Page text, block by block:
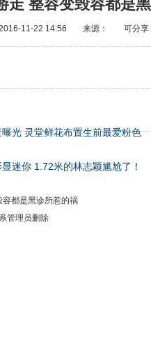
走 整容变毁容都是
11-22 14:56 来源： 可分享
光 灵堂鲜花布置生前最爱粉色
迷你 1.72米的林志颖尴尬了！
都是黑诊所惹的祸
管理员删除